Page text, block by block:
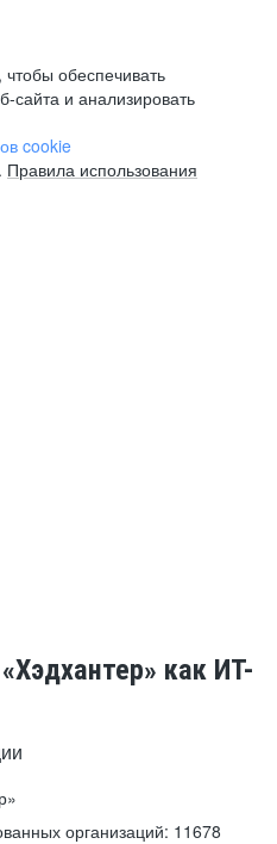
обеспечивать
сайта и анализировать
cookie
Правила использования
как ИТ-
организаций: 11678